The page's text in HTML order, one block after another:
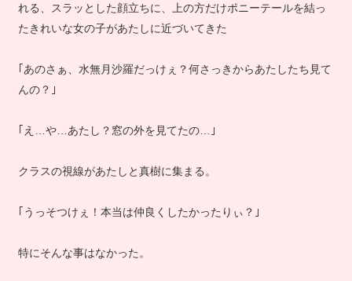
れる、スラッとした顔立ちに、上の方だけポニーテールを結っ
たきれいな女の子があたしに近づいてきた
｢あのさぁ、水無月沙羅だっけぇ？何さっきからあたしたち見て
んの？｣
｢え…や…あたし？窓の外を見てたの…｣
クラスの視線があたしと真樹に集まる。
｢うっそつけぇ！本当は仲良くしたかったりぃ？｣
特にそんな事はなかった。